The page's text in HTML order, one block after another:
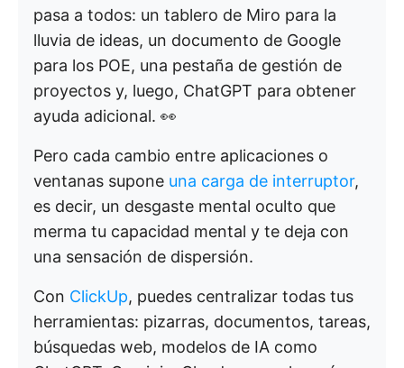
pasa a todos: un tablero de Miro para la
lluvia de ideas, un documento de Google
para los POE, una pestaña de gestión de
proyectos y, luego, ChatGPT para obtener
ayuda adicional. 👀
Pero cada cambio entre aplicaciones o
ventanas supone una carga de interruptor,
es decir, un desgaste mental oculto que
merma tu capacidad mental y te deja con
una sensación de dispersión.
Con ClickUp, puedes centralizar todas tus
herramientas: pizarras, documentos, tareas,
búsquedas web, modelos de IA como